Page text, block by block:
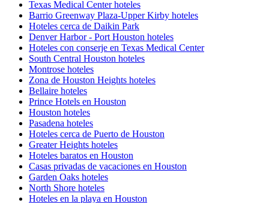
Texas Medical Center hoteles
Barrio Greenway Plaza-Upper Kirby hoteles
Hoteles cerca de Daikin Park
Denver Harbor - Port Houston hoteles
Hoteles con conserje en Texas Medical Center
South Central Houston hoteles
Montrose hoteles
Zona de Houston Heights hoteles
Bellaire hoteles
Prince Hotels en Houston
Houston hoteles
Pasadena hoteles
Hoteles cerca de Puerto de Houston
Greater Heights hoteles
Hoteles baratos en Houston
Casas privadas de vacaciones en Houston
Garden Oaks hoteles
North Shore hoteles
Hoteles en la playa en Houston